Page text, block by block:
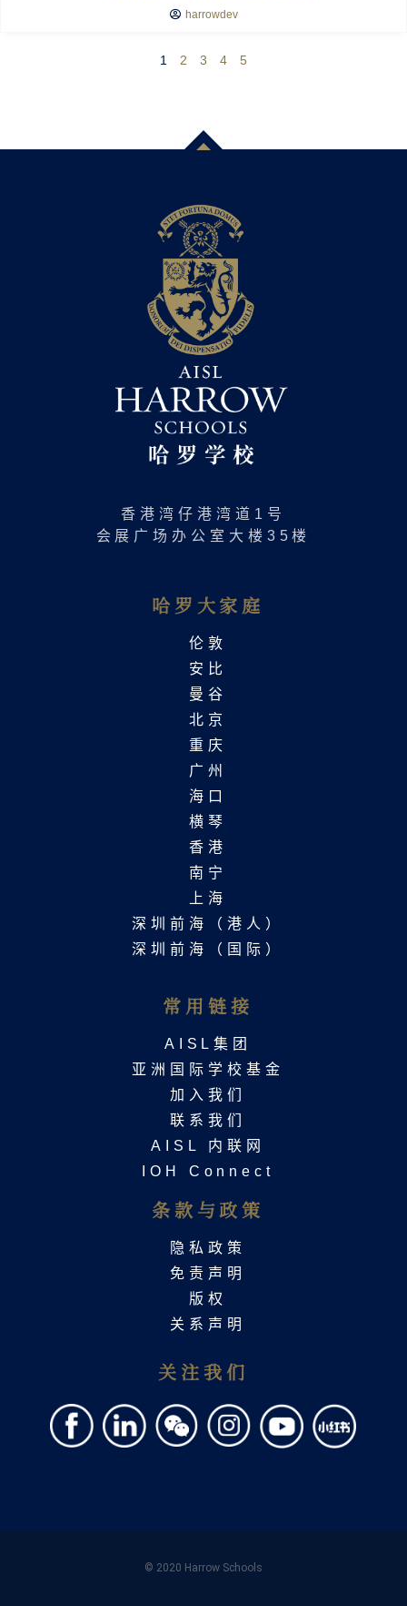
harrowdev
1 2 3 4 5
香港湾仔港湾道1号
会展广场办公室大楼35楼
哈罗大家庭
伦敦
安比
曼谷
北京
重庆
广州
海口
横琴
香港
南宁
上海
深圳前海（港人）
深圳前海（国际）
常用链接
AISL集团
亚洲国际学校基金
加入我们
联系我们​
AISL 内联网
IOH Connect
条款与政策
隐私政策
免责声明
版权
关系声明
关注我们
© 2020 Harrow Schools